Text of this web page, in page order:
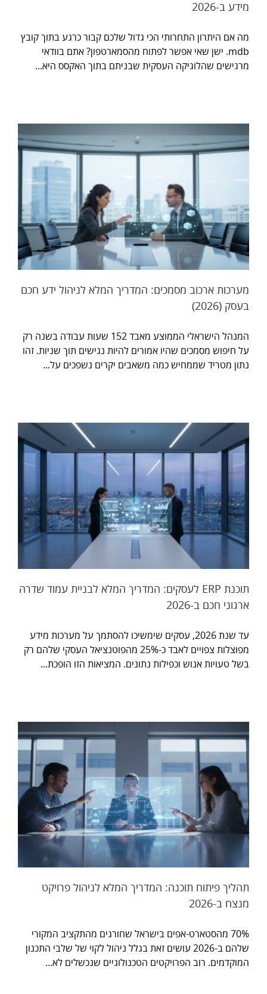
מידע ב-2026
מה אם היתרון התחרותי הכי גדול שלכם קבור כרגע בתוך קובץ
mdb. ישן שאי אפשר לפתוח מהסמארטפון? אתם בוודאי
מרגישים שהלוגיקה העסקית שבניתם בתוך האקסס היא...
מערכות ארכוב מסמכים: המדריך המלא לניהול ידע חכם
בעסק (2026)
המנהל הישראלי הממוצע מאבד 152 שעות עבודה בשנה רק
על חיפוש מסמכים שהיו אמורים להיות נגישים תוך שניות. זהו
נתון מטריד שממחיש כמה משאבים יקרים נשפכים על...
תוכנת ERP לעסקים: המדריך המלא לבניית עמוד שדרה
ארגוני חכם ב-2026
עד שנת 2026, עסקים שימשיכו להסתמך על מערכות מידע
מפוצלות צפויים לאבד כ-25% מהפוטנציאל העסקי שלהם רק
בשל טעויות אנוש וכפילות נתונים. המציאות הזו הופכת...
תהליך פיתוח תוכנה: המדריך המלא לניהול פרויקט
מנצח ב-2026
70% מהסטארט-אפים בישראל שחורגים מהתקציב המקורי
שלהם ב-2026 עושים זאת בגלל ניהול לקוי של שלבי התכנון
המוקדמים. רוב הפרויקטים הטכנולוגיים שנכשלים לא...